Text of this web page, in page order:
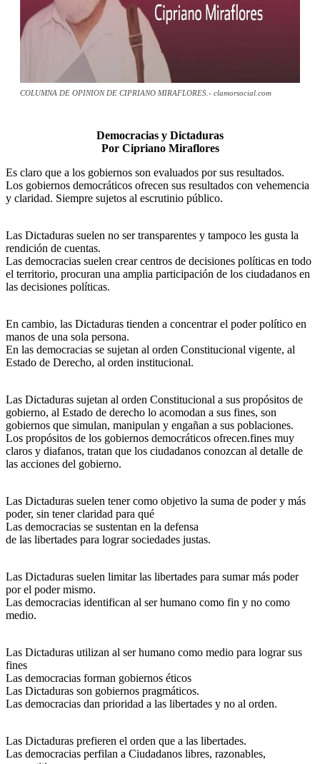
COLUMNA DE OPINION DE CIPRIANO MIRAFLORES.- clamorsocial.com
Democracias y Dictaduras
Por Cipriano Miraflores
Es claro que a los gobiernos son evaluados por sus resultados.
Los gobiernos democráticos ofrecen sus resultados con vehemencia
y claridad. Siempre sujetos al escrutinio público.
Las Dictaduras suelen no ser transparentes y tampoco les gusta la
rendición de cuentas.
Las democracias suelen crear centros de decisiones políticas en todo
el territorio, procuran una amplia participación de los ciudadanos en
las decisiones políticas.
En cambio, las Dictaduras tienden a concentrar el poder político en
manos de una sola persona.
En las democracias se sujetan al orden Constitucional vigente, al
Estado de Derecho, al orden institucional.
Las Dictaduras sujetan al orden Constitucional a sus propósitos de
gobierno, al Estado de derecho lo acomodan a sus fines, son
gobiernos que simulan, manipulan y engañan a sus poblaciones.
Los propósitos de los gobiernos democráticos ofrecen.fines muy
claros y diafanos, tratan que los ciudadanos conozcan al detalle de
las acciones del gobierno.
Las Dictaduras suelen tener como objetivo la suma de poder y más
poder, sin tener claridad para qué
Las democracias se sustentan en la defensa
de las libertades para lograr sociedades justas.
Las Dictaduras suelen limitar las libertades para sumar más poder
por el poder mismo.
Las democracias identifican al ser humano como fin y no como
medio.
Las Dictaduras utilizan al ser humano como medio para lograr sus
fines
Las democracias forman gobiernos éticos
Las Dictaduras son gobiernos pragmáticos.
Las democracias dan prioridad a las libertades y no al orden.
Las Dictaduras prefieren el orden que a las libertades.
Las democracias perfilan a Ciudadanos libres, razonables,